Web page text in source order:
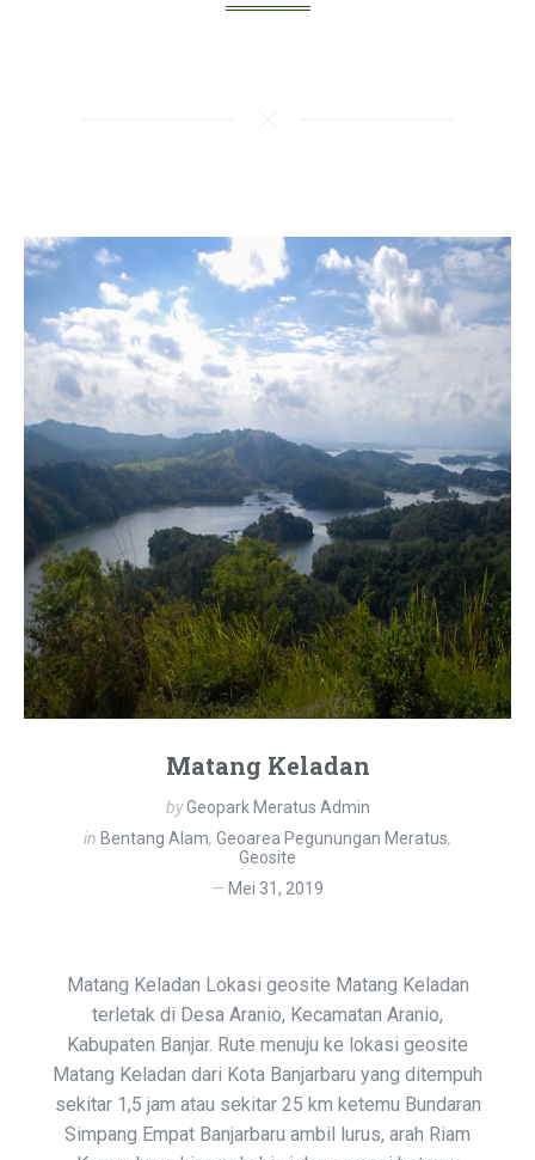
Matang Keladan
byGeopark Meratus Admin
in Bentang Alam, Geoarea Pegunungan Meratus,
Geosite
Mei 31, 2019
Matang Keladan Lokasi geosite Matang Keladan
terletak di Desa Aranio, Kecamatan Aranio,
Kabupaten Banjar. Rute menuju ke lokasi geosite
Matang Keladan dari Kota Banjarbaru yang ditempuh
sekitar 1,5 jam atau sekitar 25 km ketemu Bundaran
Simpang Empat Banjarbaru ambil lurus, arah Riam